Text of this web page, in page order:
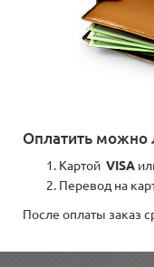
Оплатить
Картой VISA
Перевод на
После оплаты заказ